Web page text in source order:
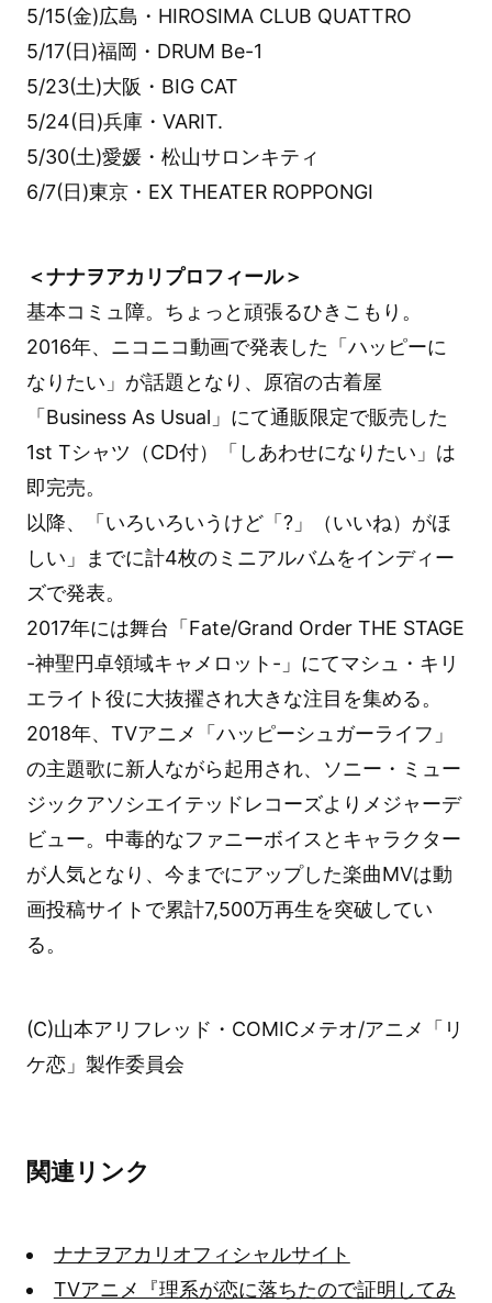
5/15(金)広島・HIROSIMA CLUB QUATTRO
5/17(日)福岡・DRUM Be-1
5/23(土)大阪・BIG CAT
5/24(日)兵庫・VARIT.
5/30(土)愛媛・松山サロンキティ
6/7(日)東京・EX THEATER ROPPONGI
＜ナナヲアカリプロフィール＞
基本コミュ障。ちょっと頑張るひきこもり。
2016年、ニコニコ動画で発表した「ハッピーに
なりたい」が話題となり、原宿の古着屋
「Business As Usual」にて通販限定で販売した
1st Tシャツ（CD付）「しあわせになりたい」は
即完売。
以降、「いろいろいうけど「?」（いいね）がほ
しい」までに計4枚のミニアルバムをインディー
ズで発表。
2017年には舞台「Fate/Grand Order THE STAGE
-神聖円卓領域キャメロット-」にてマシュ・キリ
エライト役に大抜擢され大きな注目を集める。
2018年、TVアニメ「ハッピーシュガーライフ」
の主題歌に新人ながら起用され、ソニー・ミュー
ジックアソシエイテッドレコーズよりメジャーデ
ビュー。中毒的なファニーボイスとキャラクター
が人気となり、今までにアップした楽曲MVは動
画投稿サイトで累計7,500万再生を突破してい
る。
(C)山本アリフレッド・COMICメテオ/アニメ「リ
ケ恋」製作委員会
関連リンク
ナナヲアカリオフィシャルサイト
TVアニメ『理系が恋に落ちたので証明してみ